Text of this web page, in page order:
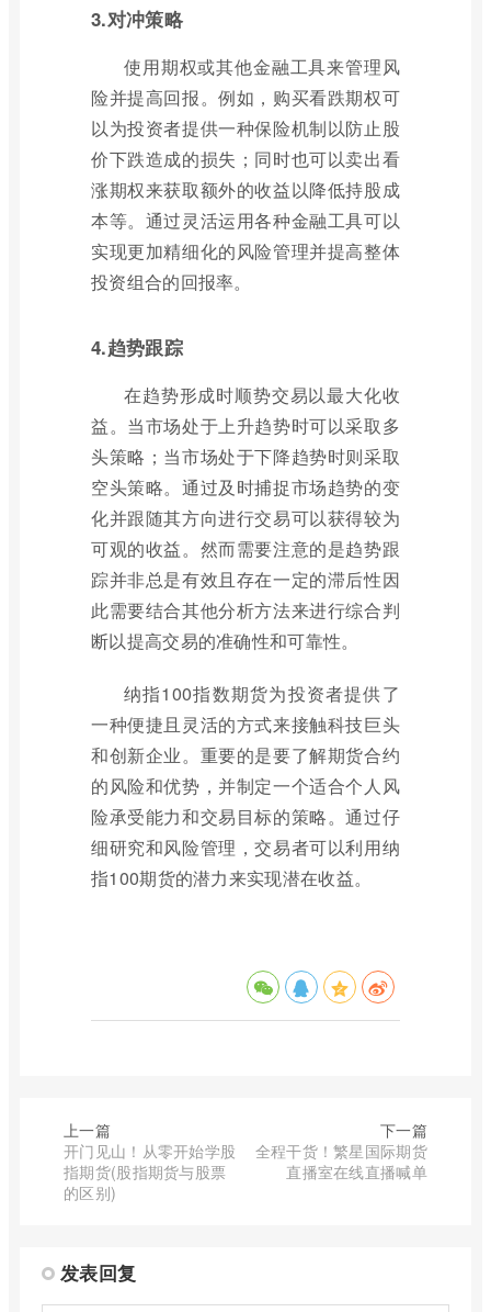
3.对冲策略
使用期权或其他金融工具来管理风
险并提高回报。例如，购买看跌期权可
以为投资者提供一种保险机制以防止股
价下跌造成的损失；同时也可以卖出看
涨期权来获取额外的收益以降低持股成
本等。通过灵活运用各种金融工具可以
实现更加精细化的风险管理并提高整体
投资组合的回报率。
4.趋势跟踪
在趋势形成时顺势交易以最大化收
益。当市场处于上升趋势时可以采取多
头策略；当市场处于下降趋势时则采取
空头策略。通过及时捕捉市场趋势的变
化并跟随其方向进行交易可以获得较为
可观的收益。然而需要注意的是趋势跟
踪并非总是有效且存在一定的滞后性因
此需要结合其他分析方法来进行综合判
断以提高交易的准确性和可靠性。
纳指100指数期货为投资者提供了
一种便捷且灵活的方式来接触科技巨头
和创新企业。重要的是要了解期货合约
的风险和优势，并制定一个适合个人风
险承受能力和交易目标的策略。通过仔
细研究和风险管理，交易者可以利用纳
指100期货的潜力来实现潜在收益。
上一篇
开门见山！从零开始学股
指期货(股指期货与股票
的区别)
下一篇
全程干货！繁星国际期货
直播室在线直播喊单
发表回复